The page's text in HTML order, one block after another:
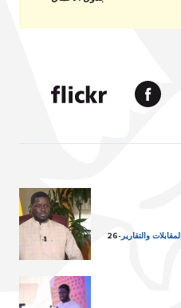
المقابلات والتقارير -